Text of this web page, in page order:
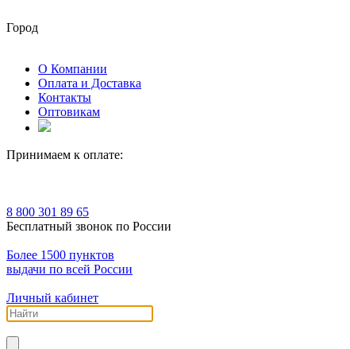
Город
О Компании
Оплата и Доставка
Контакты
Оптовикам
Принимаем к оплате:
8 800 301 89 65
Бесплатный звонок по России
Более 1500 пунктов
выдачи по всей России
Личный кабинет